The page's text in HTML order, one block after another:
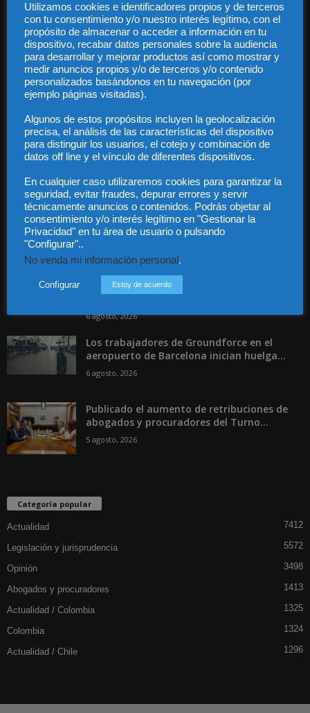
Audiencia y Publicidad
Quiénes somos
Legal
Privacidad
Contacto
Contáctanos: info@diariojuridico.com
Incluso más noticias
responsabilidades penales por una
prevención deficiente...
6 agosto, 2026
Los trabajadores de Groundforce en el
aeropuerto de Barcelona inician huelga...
6 agosto, 2026
Publicado el aumento de retribuciones de
abogados y procuradores del Turno...
5 agosto, 2026
Categoría popular
Actualidad 7412
Legislación y jurisprudencia 5572
Opinión 3498
Abogados y procuradores 1413
Actualidad / Colombia 1325
Colombia 1324
Actualidad / Chile 1296
Utilizamos cookies e identificadores propios y de terceros
con tu consentimiento y/o nuestro interés legítimo, con el
propósito de almacenar o acceder a información en tu
dispositivo, recabar datos personales sobre la audiencia
para desarrollar y mejorar productos así como mostrar y
medir anuncios propios y/o de terceros y/o contenido
personalizados basándonos en tu navegación (por
ejemplo páginas visitadas).
Algunos de estos propósitos incluyen la geolocalización
precisa, el análisis de las características del dispositivo
para distinguir los usuarios, el cotejo y combinación de
datos off line y el vínculo de diferentes dispositivos.
En cualquier caso utilizaremos cookies para garantizar la
seguridad, evitar fraudes, depurar errores y servir
técnicamente anuncios o contenidos. Podrás objetar al
consentimiento y/o interés legítimo en "Gestionar la
Privacidad" en tu área de usuario o pulsando
"Configurar"..
No venda mi información personal.
Configurar Estoy de acuerdo